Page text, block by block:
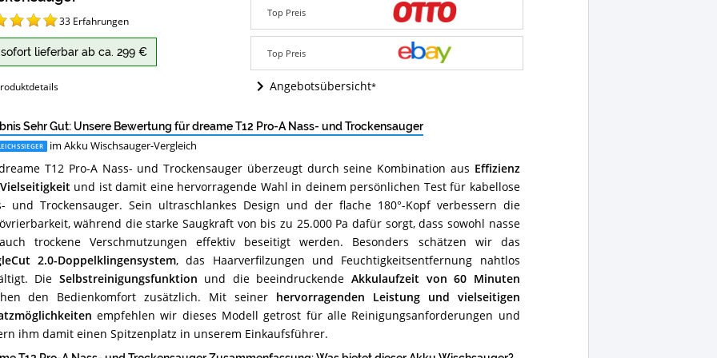
33 Erfahrungen
sofort lieferbar ab ca. 299 €
Nass-
und
Trockensauger
Angebote:
ist
Akku
Wischsauger
Top Preis
Top Preis
Angebotsübersicht
Sehr Gut: Unsere Bewertung für dreame T12 Pro-A Nass- und Trockensauger
im Akku Wischsauger-Vergleich
T12 Pro-A Nass- und Trockensauger überzeugt durch seine Kombination aus Effizienz
und ist damit eine hervorragende Wahl in deinem persönlichen Test für kabellose
und Trockensauger. Sein ultraschlankes Design und der flache 180°-Kopf verbessern die
während die starke Saugkraft von bis zu 25.000 Pa dafür sorgt, dass sowohl nasse
trockene Verschmutzungen effektiv beseitigt werden. Besonders schätzen wir das
2.0-Doppelklingensystem, das Haarverfilzungen und Feuchtigkeitsentfernung nahtlos
Die Selbstreinigungsfunktion und die beeindruckendeAkkulaufzeit von 60 Minuten
den Bedienkomfort zusätzlich. Mit seiner hervorragenden Leistung und vielseitigen
empfehlen wir dieses Modell getrost für alle Reinigungsanforderungen und
ihm damit einen Spitzenplatz in unserem Einkaufsführer.